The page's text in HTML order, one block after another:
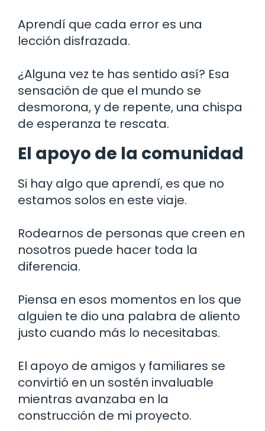
Aprendí que cada error es una
lección disfrazada.
¿Alguna vez te has sentido así? Esa
sensación de que el mundo se
desmorona, y de repente, una chispa
de esperanza te rescata.
El apoyo de la comunidad
Si hay algo que aprendí, es que no
estamos solos en este viaje.
Rodearnos de personas que creen en
nosotros puede hacer toda la
diferencia.
Piensa en esos momentos en los que
alguien te dio una palabra de aliento
justo cuando más lo necesitabas.
El apoyo de amigos y familiares se
convirtió en un sostén invaluable
mientras avanzaba en la
construcción de mi proyecto.